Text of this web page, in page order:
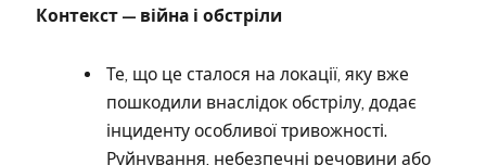
Контекст — війна і обстріли
Те, що це сталося на локації, яку вже
пошкодили внаслідок обстрілу, додає
інциденту особливої тривожності.
Руйнування, небезпечні речовини або